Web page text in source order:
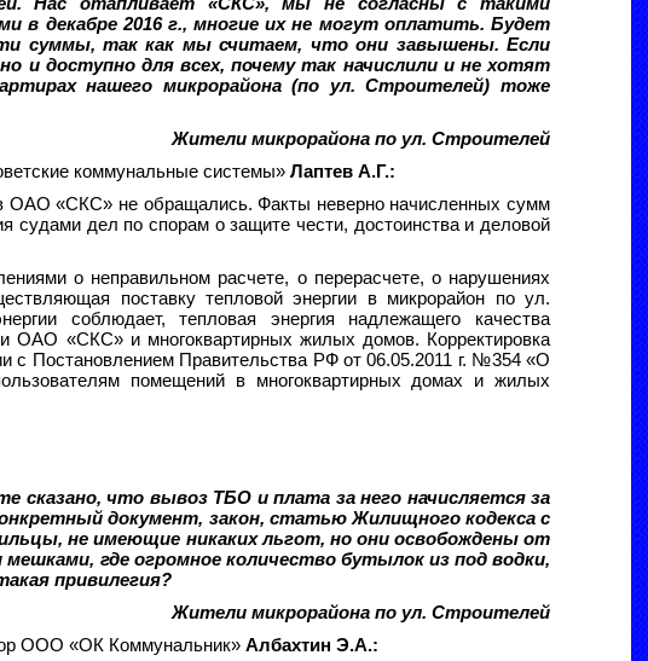
в декабре 2016 г., многие их не могут оплатить. Будет
суммы, так как мы считаем, что они завышены. Если
и доступно для всех, почему так начислили и не хотят
нашего микрорайона (по ул. Строителей) тоже
Жители микрорайона по ул. Строителей
коммунальные системы» Лаптев А.Г.:
ОАО «СКС» не обращались. Факты неверно начисленных сумм
судами дел по спорам о защите чести, достоинства и деловой
о неправильном расчете, о перерасчете, о нарушениях
поставку тепловой энергии в микрорайон по ул.
соблюдает, тепловая энергия надлежащего качества
ОАО «СКС» и многоквартирных жилых домов. Корректировка
с Постановлением Правительства РФ от 06.05.2011 г. №354 «О
помещений в многоквартирных домах и жилых
сказано, что вывоз ТБО и плата за него начисляется за
документ, закон, статью Жилищного кодекса с
не имеющие никаких льгот, но они освобождены от
где огромное количество бутылок из под водки,
привилегия?
Жители микрорайона по ул. Строителей
ООО «ОК Коммунальник» Албахтин Э.А.: